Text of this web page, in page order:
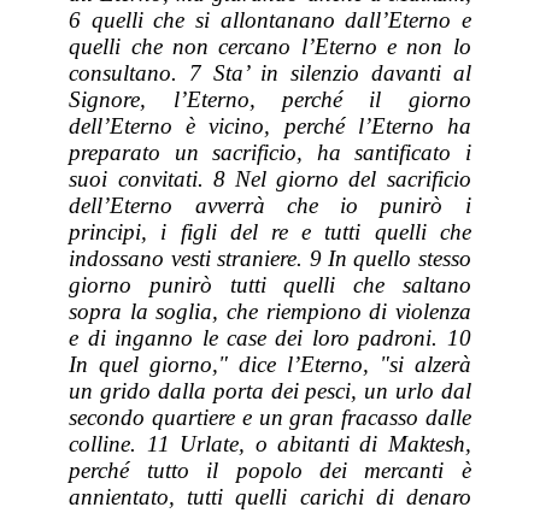
6 quelli che si allontanano dall’Eterno e
quelli che non cercano l’Eterno e non lo
consultano. 7 Sta’ in silenzio davanti al
Signore, l’Eterno, perché il giorno
dell’Eterno è vicino, perché l’Eterno ha
preparato un sacrificio, ha santificato i
suoi convitati. 8 Nel giorno del sacrificio
dell’Eterno avverrà che io punirò i
principi, i figli del re e tutti quelli che
indossano vesti straniere. 9 In quello stesso
giorno punirò tutti quelli che saltano
sopra la soglia, che riempiono di violenza
e di inganno le case dei loro padroni. 10
In quel giorno," dice l’Eterno, "si alzerà
un grido dalla porta dei pesci, un urlo dal
secondo quartiere e un gran fracasso dalle
colline. 11 Urlate, o abitanti di Maktesh,
perché tutto il popolo dei mercanti è
annientato, tutti quelli carichi di denaro